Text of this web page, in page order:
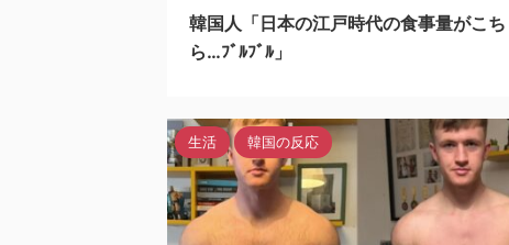
韓国人「日本の江戸時代の食事量がこち
ら…ﾌﾞﾙﾌﾞﾙ」
生活 韓国の反応